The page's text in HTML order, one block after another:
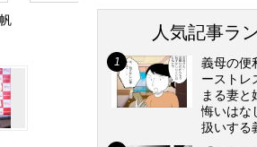
人気記事ラ
義母の便
ーストレ
まる妻と
悔いはな
扱いする